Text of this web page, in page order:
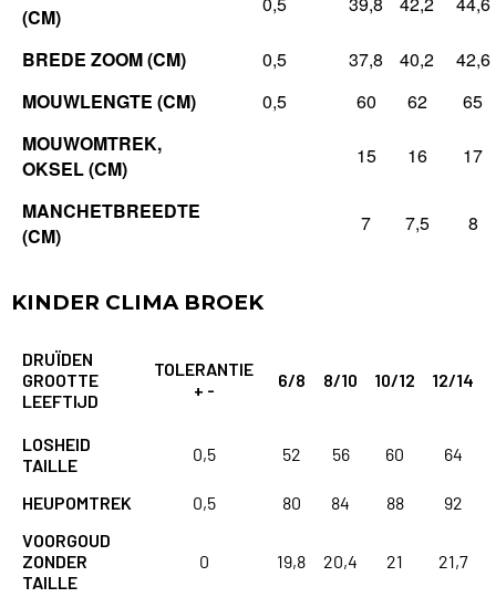
(CM)
BREDE ZOOM (CM) 0,5 37,8 40,2
42,6
MOUWLENGTE (CM)
0,5 60 62
65
MOUWOMTREK,
OKSEL (CM)
15 16 17
MANCHETBREEDTE
(CM)
7 7,5 8
KINDER CLIMA BROEK
DRUÏDEN
GROOTTE
LEEFTIJD
TOLERANTIE
+ -
6/8 8/10 10/12 12/14
LOSHEID
TAILLE
0,5 52 56 60 64
HEUPOMTREK 0,5 80 84 88
92
VOORGOUD
ZONDER
TAILLE
0 19,8 20,4 21 21,7